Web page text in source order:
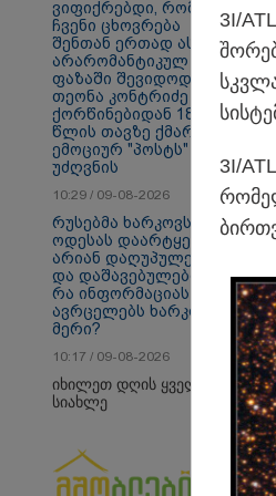
ვიფიქრებდი, რომ
ჩვენი ცხოვრება
შენთან ერთად ასეთ
არარომანტიკულ
ფაზაში შევიდოდა" -
თეონა კონტრიძე
ქორწინებიდან 18
წლის თავზე ქმარს
ემოციურ "პოსტს"
უძღვნის
10:29 / 09-08-2026
რუსებმა ხარკოვს და
ოდესას დაარტყეს,
არიან დაღუპულები
და დაშავებულები -
რა ინფორმაციას
ავრცელებს ხარკოვის
მერი?
10:17 / 09-08-2026
იხილეთ დღის ყველა
სიახლე
3I/
3I/